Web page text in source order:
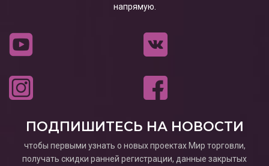
напрямую.
ПОДПИШИТЕСЬ НА НОВОСТИ
чтобы первыми узнать о новых проектах Мир торговли,
получать скидки ранней регистрации, данные закрытых